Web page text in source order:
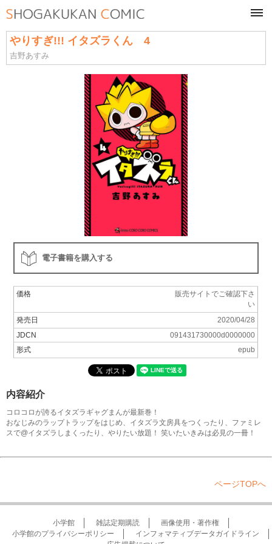
やりすぎ!!! イタズラくん 4
吉野あすみ
電子書籍を購入する
価格
販売サイトでご確認下さ
い
発売日
2020/04/28
JDCN
091431730000d0000000
形式
epub
内容紹介
コロコロが誇るイタズラギャグまんが最新巻！
おなじみのラップトラップをはじめ、イタズラ文房具をつくったり、ファミレ
スで@イタズラしまくったり、やりたい放題！ 笑いたいきみは必見の一冊！
ページTOPへ
小学館 雑誌定期購読
画像使用・著作権
小学館のプライバシーポリシー
インフォマティブデータガイドライン